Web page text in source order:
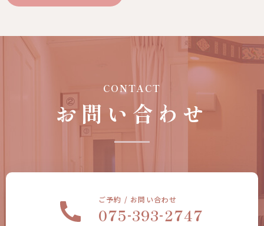
CONTACT
お問い合わせ
ご予約 / お問い合わせ
075-393-2747